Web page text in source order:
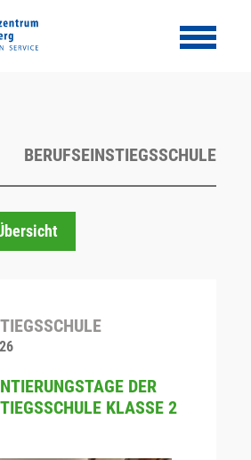
BERUFSEINSTIEGSSCHULE
DER
KLASSE 2